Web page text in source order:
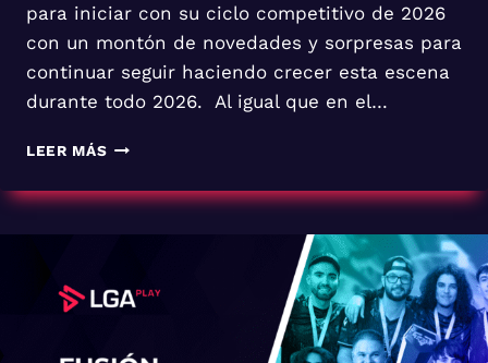
para iniciar con su ciclo competitivo de 2026
con un montón de novedades y sorpresas para
continuar seguir haciendo crecer esta escena
durante todo 2026. Al igual que en el…
LEER MÁSLGAPLAY
SU
COMPETITIVO
CON
CIRCUITOS